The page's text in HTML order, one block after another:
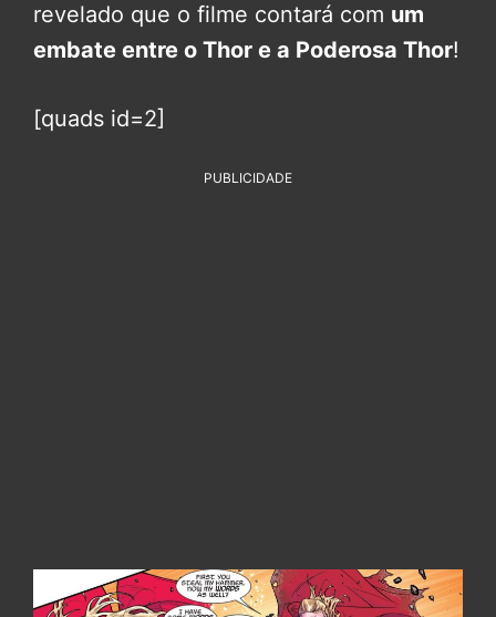
revelado que o filme contará com um
embate entre o Thor e a Poderosa Thor!
[quads id=2]
PUBLICIDADE